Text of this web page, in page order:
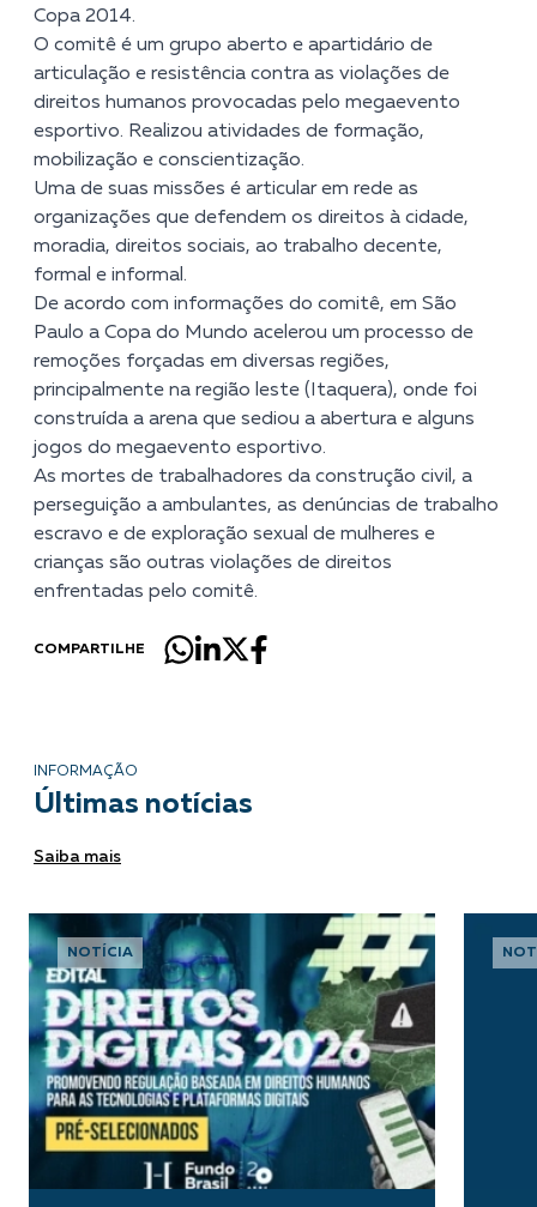
Copa 2014.
O comitê é um grupo aberto e apartidário de
articulação e resistência contra as violações de
direitos humanos provocadas pelo megaevento
esportivo. Realizou atividades de formação,
mobilização e conscientização.
Uma de suas missões é articular em rede as
organizações que defendem os direitos à cidade,
moradia, direitos sociais, ao trabalho decente,
formal e informal.
De acordo com informações do comitê, em São
Paulo a Copa do Mundo acelerou um processo de
remoções forçadas em diversas regiões,
principalmente na região leste (Itaquera), onde foi
construída a arena que sediou a abertura e alguns
jogos do megaevento esportivo.
As mortes de trabalhadores da construção civil, a
perseguição a ambulantes, as denúncias de trabalho
escravo e de exploração sexual de mulheres e
crianças são outras violações de direitos
enfrentadas pelo comitê.
COMPARTILHE
INFORMAÇÃO
Últimas notícias
Saiba mais
NOTÍCIA